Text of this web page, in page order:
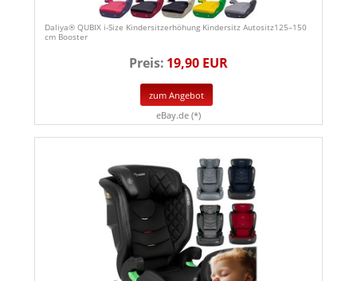
Daliya® QUBIX i-Size Kindersitzerhöhung Kindersitz Autositz125–150
cm Booster
Preis: 19,90 EUR
zum Angebot
eBay.de (*)